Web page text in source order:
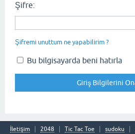
Şifre:
Şifremi unuttum ne yapabilirim ?
Bu bilgisayarda beni hatırla
İletişim 2048 Tic Tac Toe sudoku